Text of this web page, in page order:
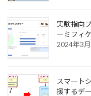
実験指向
ーミフィ
2024年3
スマート
援するデ